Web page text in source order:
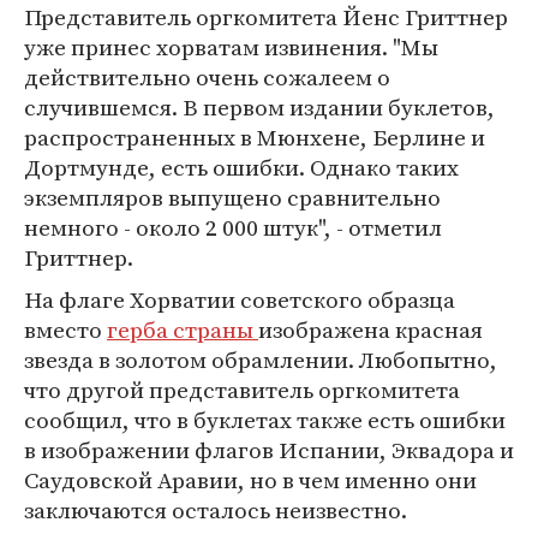
Представитель оргкомитета Йенс Гриттнер
уже принес хорватам извинения. "Мы
действительно очень сожалеем о
случившемся. В первом издании буклетов,
распространенных в Мюнхене, Берлине и
Дортмунде, есть ошибки. Однако таких
экземпляров выпущено сравнительно
немного - около 2 000 штук", - отметил
Гриттнер.
На флаге Хорватии советского образца
вместогерба страныизображена красная
звезда в золотом обрамлении. Любопытно,
что другой представитель оргкомитета
сообщил, что в буклетах также есть ошибки
в изображении флагов Испании, Эквадора и
Саудовской Аравии, но в чем именно они
заключаются осталось неизвестно.